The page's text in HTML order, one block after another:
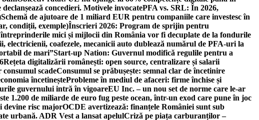
concedieri. Motivele invocatePFA vs. SRL: În 2026,
Schemă de ajutoare de 1 miliard EUR pentru companiile care investesc în
condiții, exemple)Înscrieri 2026: Program de sprijin pentru
mici și mijlocii din România vor fi decuplate de la fondurile
electricienii, coafezele, mecanicii auto dublează numărul de PFA-uri la
de mari”Start-up Nation: Guvernul modifică regulile pentru a
Rețeta digitalizării românești: open source, centralizare și salarii
scadeConsumul se prăbușește: semnal clar de încetinire
încetineșteProbleme în mediul de afaceri: firme închise și
guvernului intră în vigoareEU Inc. – un nou set de norme care le-ar
1.200 de miliarde de euro fug peste ocean, într-un exod care pune în joc
devine risc majorOCDE avertizează: finanțele României sunt sub
urbană. ADR Vest a lansat apelulCriză pe piața carburanților –